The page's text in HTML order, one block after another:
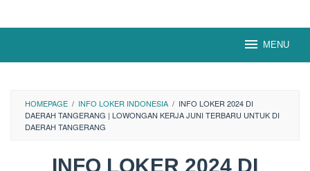
MENU
HOMEPAGE / INFO LOKER INDONESIA / INFO LOKER 2024 DI
DAERAH TANGERANG | LOWONGAN KERJA JUNI TERBARU UNTUK DI
DAERAH TANGERANG
INFO LOKER 2024 DI